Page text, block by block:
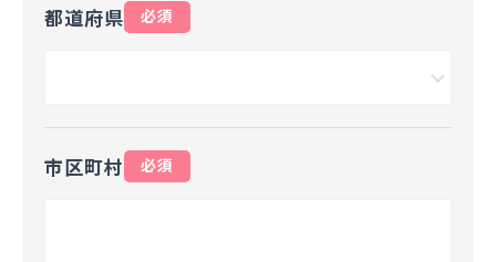
都道府県 必須
市区町村 必須